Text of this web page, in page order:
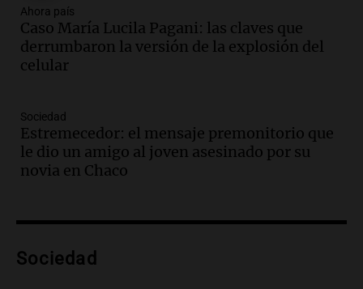
violó libertad condicional al ir al
Mundial de Atlanta
Panorama Federal
Episodios
estudiantes y proyecta duplicar el
programa de movilidad sustentable
Viva la Radio
Episodios
tras condiciones invernales
Episodios
Ahora país
Caso María Lucila Pagani: las claves que
derrumbaron la versión de la explosión del
celular
Sociedad
Estremecedor: el mensaje premonitorio que
le dio un amigo al joven asesinado por su
novia en Chaco
Sociedad